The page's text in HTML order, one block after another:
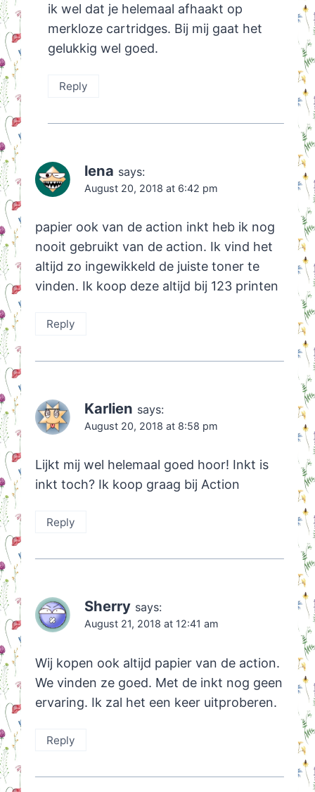
ik wel dat je helemaal afhaakt op
merkloze cartridges. Bij mij gaat het
gelukkig wel goed.
Reply
lena says:
August 20, 2018 at 6:42 pm
papier ook van de action inkt heb ik nog
nooit gebruikt van de action. Ik vind het
altijd zo ingewikkeld de juiste toner te
vinden. Ik koop deze altijd bij 123 printen
Reply
Karlien says:
August 20, 2018 at 8:58 pm
Lijkt mij wel helemaal goed hoor! Inkt is
inkt toch? Ik koop graag bij Action
Reply
Sherry says:
August 21, 2018 at 12:41 am
Wij kopen ook altijd papier van de action.
We vinden ze goed. Met de inkt nog geen
ervaring. Ik zal het een keer uitproberen.
Reply